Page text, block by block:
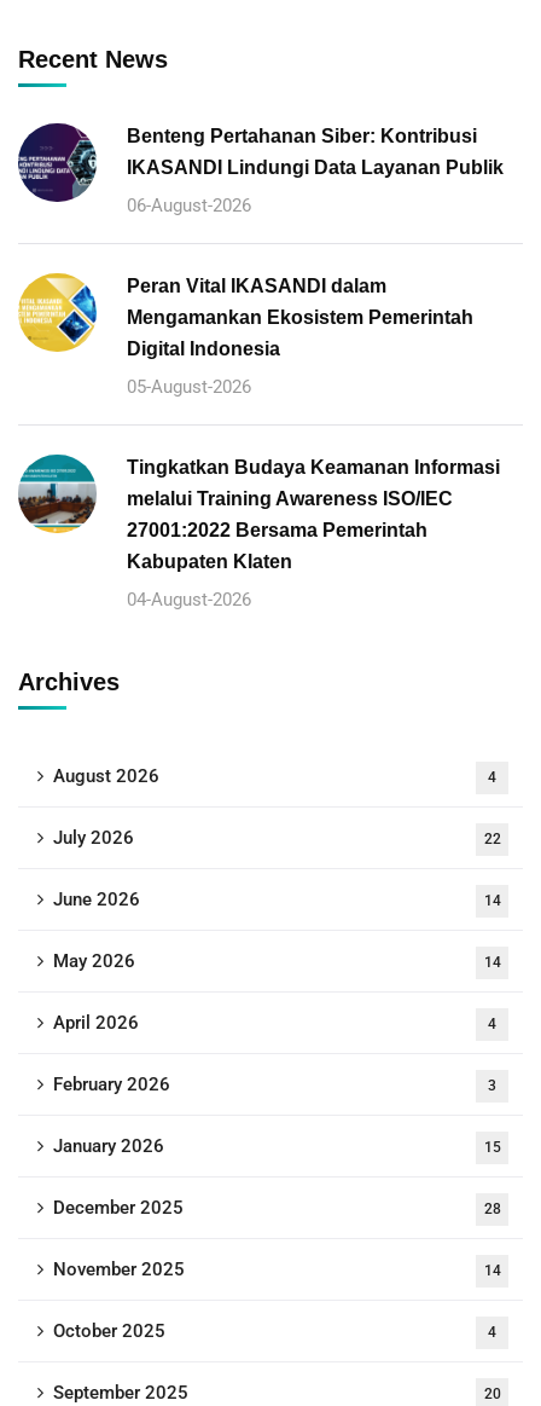
Recent News
Benteng Pertahanan Siber: Kontribusi
IKASANDI Lindungi Data Layanan Publik
06-August-2026
Peran Vital IKASANDI dalam
Mengamankan Ekosistem Pemerintah
Digital Indonesia
05-August-2026
Tingkatkan Budaya Keamanan Informasi
melalui Training Awareness ISO/IEC
27001:2022 Bersama Pemerintah
Kabupaten Klaten
04-August-2026
Archives
August 2026 4
July 2026 22
June 2026 14
May 2026 14
April 2026 4
February 2026 3
January 2026 15
December 2025 28
November 2025 14
October 2025 4
September 2025 20